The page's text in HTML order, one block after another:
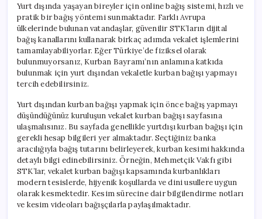
Yurt dışında yaşayan bireyler için online bağış sistemi, hızlı ve
pratik bir bağış yöntemi sunmaktadır. Farklı Avrupa
ülkelerinde bulunan vatandaşlar, güvenilir STK’ların dijital
bağış kanallarını kullanarak birkaç adımda vekalet işlemlerini
tamamlayabiliyorlar. Eğer Türkiye’de fiziksel olarak
bulunmuyorsanız, Kurban Bayramı’nın anlamına katkıda
bulunmak için yurt dışından vekaletle kurban bağışı yapmayı
tercih edebilirsiniz.
Yurt dışından kurban bağışı yapmak için önce bağış yapmayı
düşündüğünüz kuruluşun vekalet kurban bağışı sayfasına
ulaşmalısınız. Bu sayfada genellikle yurtdışı kurban bağışı için
gerekli hesap bilgileri yer almaktadır. Seçtiğiniz banka
aracılığıyla bağış tutarını belirleyerek, kurban kesimi hakkında
detaylı bilgi edinebilirsiniz. Örneğin, Mehmetçik Vakfı gibi
STK’lar, vekalet kurban bağışı kapsamında kurbanlıkları
modern tesislerde, hijyenik koşullarda ve dini usullere uygun
olarak kesmektedir. Kesim sürecine dair bilgilendirme notları
ve kesim videoları bağışçılarla paylaşılmaktadır.